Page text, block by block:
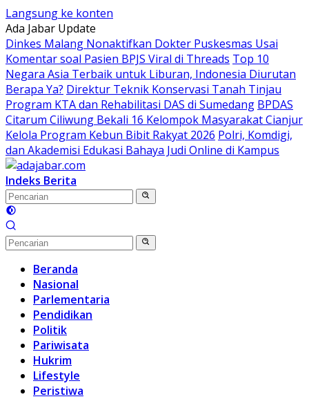
Langsung ke konten
Ada Jabar Update
Dinkes Malang Nonaktifkan Dokter Puskesmas Usai
Komentar soal Pasien BPJS Viral di Threads Top 10
Negara Asia Terbaik untuk Liburan, Indonesia Diurutan
Berapa Ya? Direktur Teknik Konservasi Tanah Tinjau
Program KTA dan Rehabilitasi DAS di Sumedang BPDAS
Citarum Ciliwung Bekali 16 Kelompok Masyarakat Cianjur
Kelola Program Kebun Bibit Rakyat 2026 Polri, Komdigi,
dan Akademisi Edukasi Bahaya Judi Online di Kampus
Indeks Berita
Beranda
Nasional
Parlementaria
Pendidikan
Politik
Pariwisata
Hukrim
Lifestyle
Peristiwa